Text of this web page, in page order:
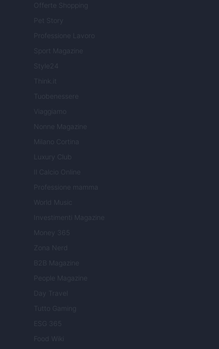
Offerte Shopping
Pet Story
Professione Lavoro
Sport Magazine
Style24
Think.it
Tuobenessere
Viaggiamo
Nonne Magazine
Milano Cortina
Luxury Club
Il Calcio Online
Professione mamma
World Music
Investimenti Magazine
Money 365
Zona Nerd
B2B Magazine
People Magazine
Day Travel
Tutto Gaming
ESG 365
Food Wiki